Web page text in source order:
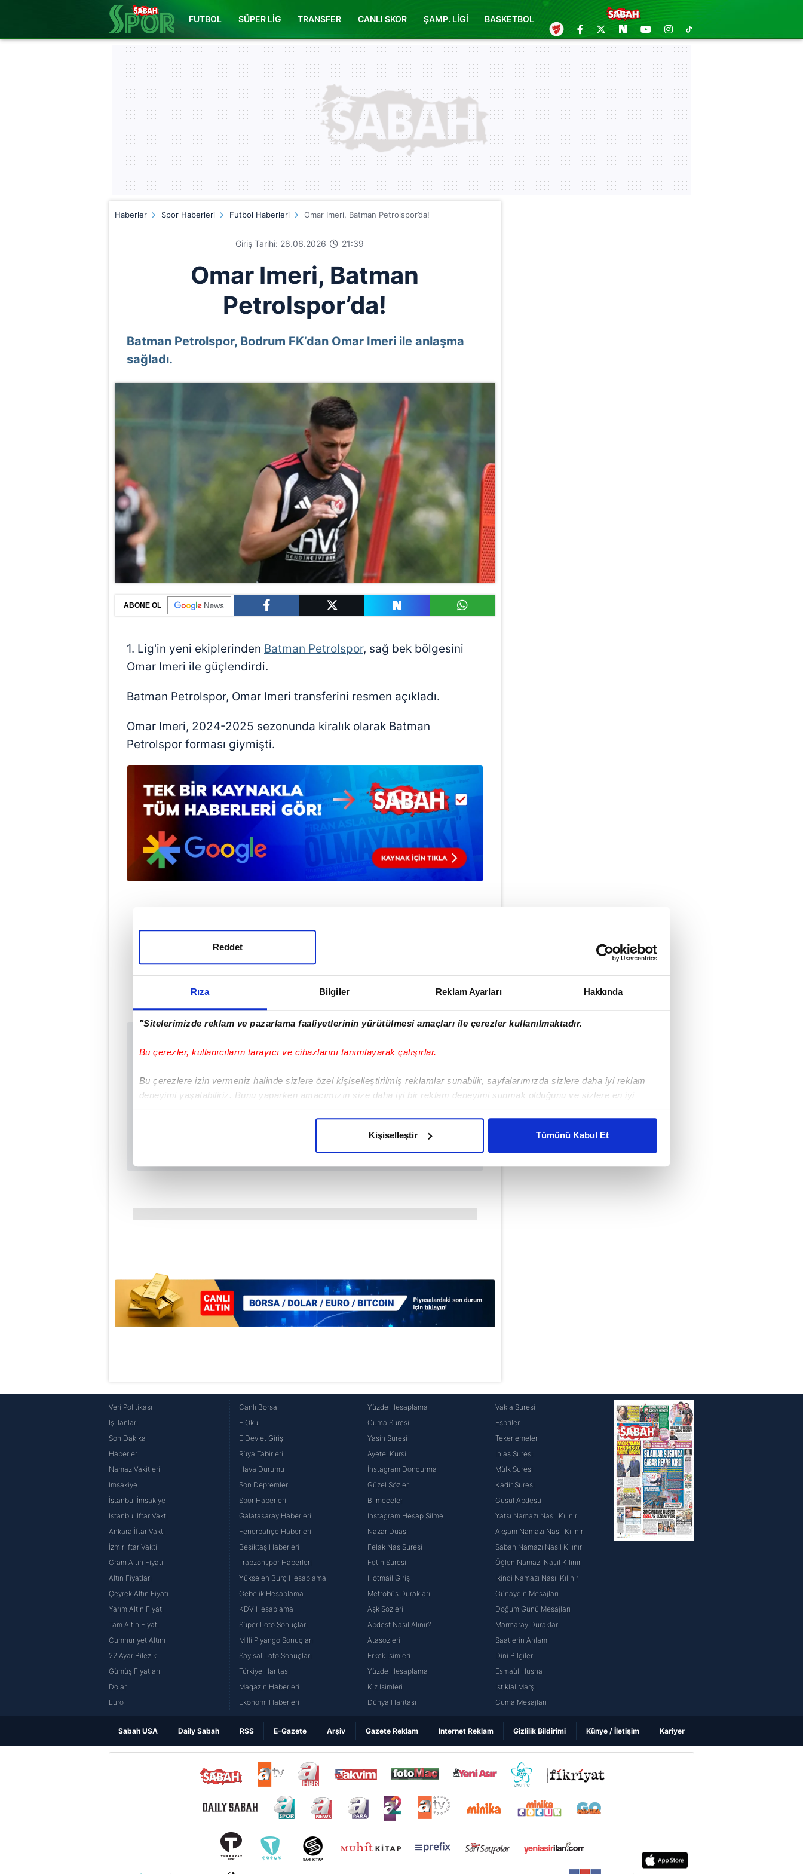
Rıza Bilgiler Reklam Ayarları Hakkında
"Sitelerimizde reklam ve pazarlama faaliyetlerinin yürütülmesi amaçları ile çerezler kullanılmaktadır.
Bu çerezler, kullanıcıların tarayıcı ve cihazlarını tanımlayarak çalışırlar.
Bu çerezlere izin vermeniz halinde sizlere özel kişiselleştirilmiş reklamlar sunabilir, sayfalarımızda sizlere daha iyi reklam
deneyimi yaşatabiliriz. Bunu yaparken amacımızın size daha iyi bir reklam deneyimi sunmak olduğunu ve sizlere en iyi
içerikleri sunabilmek adına elimizden gelen çabayı gösterdiğimizi ve bu noktada, reklamların maliyetlerimizi karşılamak
noktasında tek gelir kalemimiz olduğunu sizlere hatırlatmak isteriz.
Her halükârda, kullanıcılar, bu çerezlere izin vermedikleri takdirde, kullanıcılara hedefli reklamlar gösterilmeyecektir."
amacıyla kullanılmaktadır. Diğer çerezler, sitemizin daha işlevsel kılınması ve kişiselleştirilmesi ve sizlere yönelik
6698 sayılı Kişisel Verilerin Korunması Kanunu uyarınca hazırlanmış Aydınlatma Metnimizi okumak ve sitemizde ilgili
mevzuata uygun olarak kullanılan çerezlerle ilgili bilgi almak için lütfentıklayınız
Reddet
Kişiselleştir Tümünü Kabul Et
FUTBOL SÜPER LİG TRANSFER CANLI SKOR ŞAMP. LİGİ BASKETBOL
Haberler Spor Haberleri Futbol Haberleri Omar Imeri, Batman Petrolspor’da!
Giriş Tarihi: 28.06.2026 21:39
Omar Imeri, Batman
Petrolspor’da!
Batman Petrolspor, Bodrum FK’dan Omar Imeri ile anlaşma
sağladı.
ABONE OL
1. Lig'in yeni ekiplerinden Batman Petrolspor, sağ bek bölgesini
Omar Imeri ile güçlendirdi.
Batman Petrolspor, Omar Imeri transferini resmen açıkladı.
Omar Imeri, 2024-2025 sezonunda kiralık olarak Batman
Petrolspor forması giymişti.
Uygulamalara Özel Ayrıcalıkları Keşfedin!
Veri Politikası
İş İlanları
Son Dakika
Haberler
Namaz Vakitleri
İmsakiye
İstanbul İmsakiye
İstanbul İftar Vakti
Ankara İftar Vakti
İzmir İftar Vakti
Gram Altın Fiyatı
Altın Fiyatları
Çeyrek Altın Fiyatı
Yarım Altın Fiyatı
Tam Altın Fiyatı
Cumhuriyet Altını
22 Ayar Bilezik
Gümüş Fiyatları
Dolar
Euro
Canlı Borsa
E Okul
E Devlet Giriş
Rüya Tabirleri
Hava Durumu
Son Depremler
Spor Haberleri
Galatasaray Haberleri
Fenerbahçe Haberleri
Beşiktaş Haberleri
Trabzonspor Haberleri
Yükselen Burç Hesaplama
Gebelik Hesaplama
KDV Hesaplama
Süper Loto Sonuçları
Milli Piyango Sonuçları
Sayısal Loto Sonuçları
Türkiye Haritası
Magazin Haberleri
Ekonomi Haberleri
Yüzde Hesaplama
Cuma Suresi
Yasin Suresi
Ayetel Kürsi
İnstagram Dondurma
Güzel Sözler
Bilmeceler
İnstagram Hesap Silme
Nazar Duası
Felak Nas Suresi
Fetih Suresi
Hotmail Giriş
Metrobüs Durakları
Aşk Sözleri
Abdest Nasıl Alınır?
Atasözleri
Erkek İsimleri
Yüzde Hesaplama
Kız İsimleri
Dünya Haritası
Vakıa Suresi
Espriler
Tekerlemeler
İhlas Suresi
Mülk Suresi
Kadir Suresi
Gusül Abdesti
Yatsı Namazı Nasıl Kılınır
Akşam Namazı Nasıl Kılınır
Sabah Namazı Nasıl Kılınır
Öğlen Namazı Nasıl Kılınır
İkindi Namazı Nasıl Kılınır
Günaydın Mesajları
Doğum Günü Mesajları
Marmaray Durakları
Saatlerin Anlamı
Dini Bilgiler
Esmaül Hüsna
İstiklal Marşı
Cuma Mesajları
Sabah USA Daily Sabah RSS E-Gazete Arşiv Gazete Reklam Internet Reklam Gizlilik Bildirimi Künye / İletişim Kariyer